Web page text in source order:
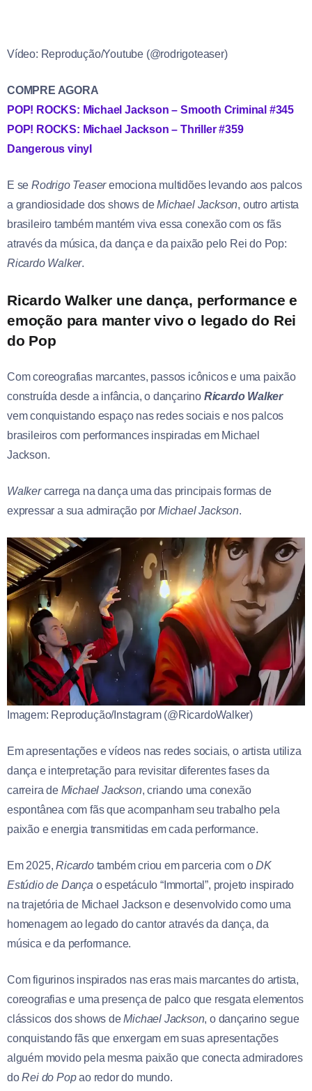
Vídeo: Reprodução/Youtube (@rodrigoteaser)
COMPRE AGORA
POP! ROCKS: Michael Jackson – Smooth Criminal #345
POP! ROCKS: Michael Jackson – Thriller #359
Dangerous vinyl
E se Rodrigo Teaseremociona multidões levando aos palcos
a grandiosidade dos shows deMichael Jackson, outro artista
brasileiro também mantém viva essa conexão com os fãs
através da música, da dança e da paixão pelo Rei do Pop:
Ricardo Walker.
Ricardo Walker une dança, performance e
emoção para manter vivo o legado do Rei
do Pop
Com coreografias marcantes, passos icônicos e uma paixão
construída desde a infância, o dançarino Ricardo Walker
vem conquistando espaço nas redes sociais e nos palcos
brasileiros com performances inspiradas em Michael
Jackson.
Walkercarrega na dança uma das principais formas de
expressar a sua admiração porMichael Jackson.
Imagem: Reprodução/Instagram (@RicardoWalker)
Em apresentações e vídeos nas redes sociais, o artista utiliza
dança e interpretação para revisitar diferentes fases da
carreira de Michael Jackson, criando uma conexão
espontânea com fãs que acompanham seu trabalho pela
paixão e energia transmitidas em cada performance.
Em 2025,Ricardotambém criou em parceria com oDK
Estúdio de Dança o espetáculo “Immortal”, projeto inspirado
na trajetória de Michael Jackson e desenvolvido como uma
homenagem ao legado do cantor através da dança, da
música e da performance.
Com figurinos inspirados nas eras mais marcantes do artista,
coreografias e uma presença de palco que resgata elementos
clássicos dos shows deMichael Jackson, o dançarino segue
conquistando fãs que enxergam em suas apresentações
alguém movido pela mesma paixão que conecta admiradores
doRei do Popao redor do mundo.